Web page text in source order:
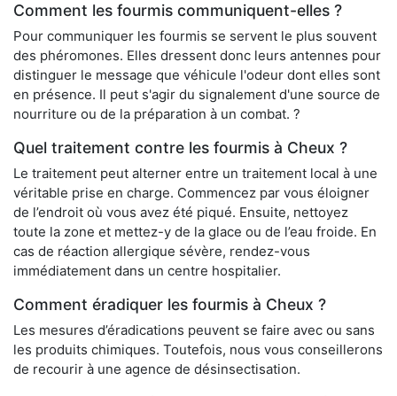
Comment les fourmis communiquent-elles ?
Pour communiquer les fourmis se servent le plus souvent
des phéromones. Elles dressent donc leurs antennes pour
distinguer le message que véhicule l'odeur dont elles sont
en présence. Il peut s'agir du signalement d'une source de
nourriture ou de la préparation à un combat. ?
Quel traitement contre les fourmis à Cheux ?
Le traitement peut alterner entre un traitement local à une
véritable prise en charge. Commencez par vous éloigner
de l’endroit où vous avez été piqué. Ensuite, nettoyez
toute la zone et mettez-y de la glace ou de l’eau froide. En
cas de réaction allergique sévère, rendez-vous
immédiatement dans un centre hospitalier.
Comment éradiquer les fourmis à Cheux ?
Les mesures d’éradications peuvent se faire avec ou sans
les produits chimiques. Toutefois, nous vous conseillerons
de recourir à une agence de désinsectisation.